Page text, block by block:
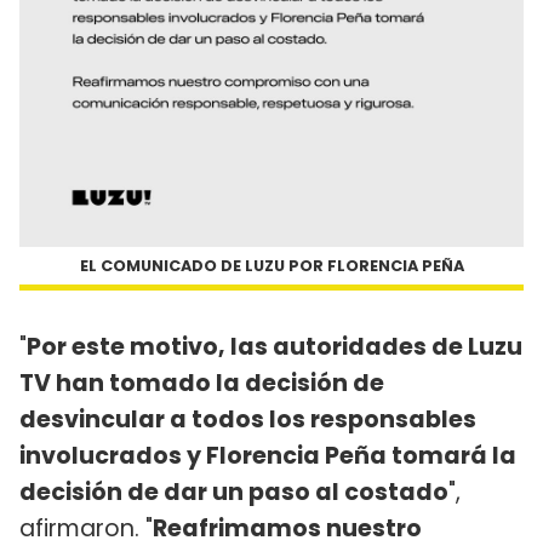
EL COMUNICADO DE LUZU POR FLORENCIA PEÑA
"Por este motivo, las autoridades de Luzu
TV han tomado la decisión de
desvincular a todos los responsables
involucrados y Florencia Peña tomará la
decisión de dar un paso al costado",
afirmaron. "Reafrimamos nuestro